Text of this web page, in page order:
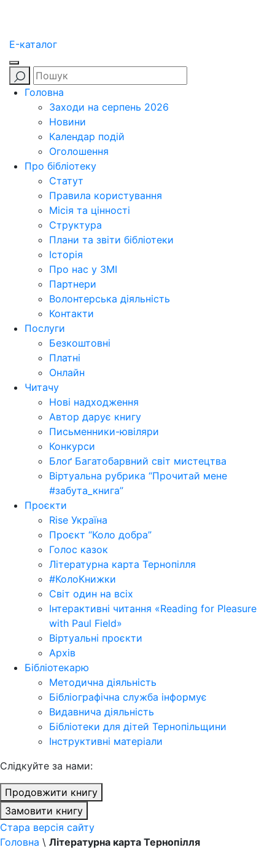
E-каталог
Головна
Заходи на серпень 2026
Новини
Календар подій
Оголошення
Про бібліотеку
Статут
Правила користування
Місія та цінності
Структура
Плани та звіти бібліотеки
Історія
Про нас у ЗМІ
Партнери
Волонтерська діяльність
Контакти
Послуги
Безкоштовні
Платні
Онлайн
Читачу
Нові надходження
Автор дарує книгу
Письменники-ювіляри
Конкурси
Блоґ Багатобарвний світ мистецтва
Віртуальна рубрика “Прочитай мене
#забута_книга”
Проєкти
Rise Україна
Проєкт “Коло добра”
Голос казок
Літературна карта Тернопілля
#КолоКнижки
Світ один на всіх
Інтерактивні читання «Reading for Pleasure
with Paul Field»
Віртуальні проєкти
Архів
Бібліотекарю
Методична діяльність
Бібліографічна служба інформує
Видавнича діяльність
Бібліотеки для дітей Тернопільщини
Інструктивні матеріали
Cлідкуйте за нами:
Продовжити книгу
Замовити книгу
Стара версія сайту
Головна \ Літературна карта Тернопілля